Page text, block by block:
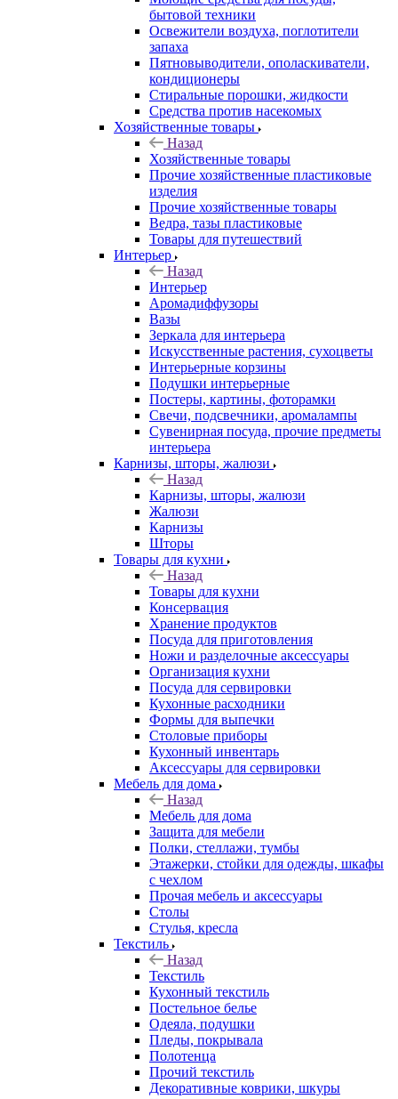
бытовой техники
Освежители воздуха, поглотители
запаха
Пятновыводители, ополаскиватели,
кондиционеры
Стиральные порошки, жидкости
Средства против насекомых
Хозяйственные товары
Назад
Хозяйственные товары
Прочие хозяйственные пластиковые
изделия
Прочие хозяйственные товары
Ведра, тазы пластиковые
Товары для путешествий
Интерьер
Назад
Интерьер
Аромадиффузоры
Вазы
Зеркала для интерьера
Искусственные растения, сухоцветы
Интерьерные корзины
Подушки интерьерные
Постеры, картины, фоторамки
Свечи, подсвечники, аромалампы
Сувенирная посуда, прочие предметы
интерьера
Карнизы, шторы, жалюзи
Назад
Карнизы, шторы, жалюзи
Жалюзи
Карнизы
Шторы
Товары для кухни
Назад
Товары для кухни
Консервация
Хранение продуктов
Посуда для приготовления
Ножи и разделочные аксессуары
Организация кухни
Посуда для сервировки
Кухонные расходники
Формы для выпечки
Столовые приборы
Кухонный инвентарь
Аксессуары для сервировки
Мебель для дома
Назад
Мебель для дома
Защита для мебели
Полки, стеллажи, тумбы
Этажерки, стойки для одежды, шкафы
с чехлом
Прочая мебель и аксессуары
Столы
Стулья, кресла
Текстиль
Назад
Текстиль
Кухонный текстиль
Постельное белье
Одеяла, подушки
Пледы, покрывала
Полотенца
Прочий текстиль
Декоративные коврики, шкуры